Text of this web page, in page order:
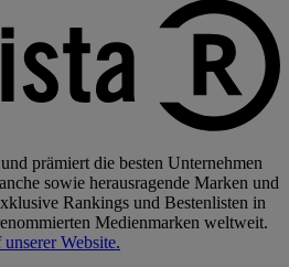
prämiert die besten Unternehmen
sowie herausragende Marken und
Rankings und Bestenlisten in
Medienmarken weltweit.
Website.